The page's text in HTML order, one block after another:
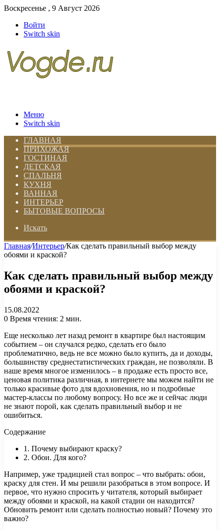
Воскресенье , 9 Август 2026
Войти
Switch skin
Меню
Switch skin
ГЛАВНАЯ
ПРИХОЖАЯ
ГОСТИНАЯ
ДЕТСКАЯ
СПАЛЬНЯ
КУХНЯ
ВАННАЯ
ИНТЕРЬЕР
БЫТОВЫЕ ВОПРОСЫ
Искать
Главная/Интерьер/Как сделать правильный выбор между
обоями и краской?
Как сделать правильный выбор между
обоями и краской?
15.08.2022
0 Время чтения: 2 мин.
Еще несколько лет назад ремонт в квартире был настоящим
событием – он случался редко, сделать его было
проблематично, ведь не все можно было купить, да и доходы,
большинству среднестатистических граждан, не позволяли. В
наше время многое изменилось – в продаже есть просто все,
ценовая политика различная, в интернете мы можем найти не
только красивые фото для вдохновения, но и подробные
мастер-классы по любому вопросу. Но все же и сейчас люди
не знают порой, как сделать правильный выбор и не
ошибиться.
Содержание
1. Почему выбирают краску?
2. Обои. Для кого?
Например, уже традицией стал вопрос – что выбрать: обои,
краску для стен. И мы решили разобраться в этом вопросе. И
первое, что нужно спросить у читателя, который выбирает
между обоями и краской, на какой стадии он находится?
Обновить ремонт или сделать полностью новый? Почему это
важно?